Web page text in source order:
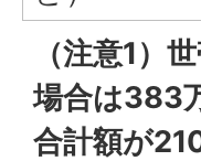
（注意1）
場合は383
合計額が